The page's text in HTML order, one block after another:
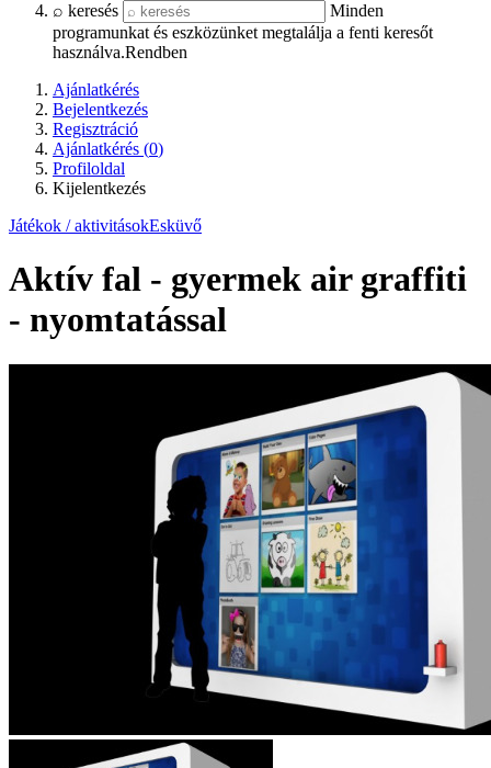
⌕ keresés
Minden
programunkat és eszközünket megtalálja a fenti keresőt
használva.Rendben
Ajánlatkérés
Bejelentkezés
Regisztráció
Ajánlatkérés (0)
Profiloldal
Kijelentkezés
Játékok / aktivitásokEsküvő
Aktív fal - gyermek air graffiti
- nyomtatással